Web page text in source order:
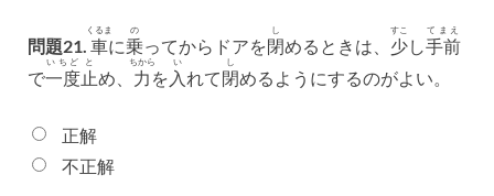
問題21. 車
くるま
に乗
の
ってからドアを閉
し
めるときは、 少
すこ
し手前
てまえ
で一度
いちど
止
と
め、 力
ちから
を 入
い
れて閉
し
めるようにするのがよい。
正解
不正解